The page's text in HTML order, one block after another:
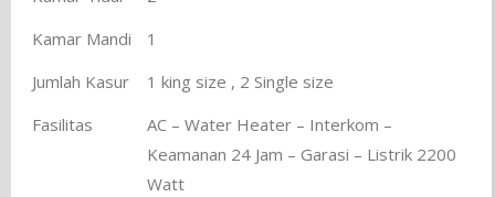
Kamar Mandi
1
Jumlah Kasur
1 king size , 2 Single size
Fasilitas
AC – Water Heater – Interkom –
Keamanan 24 Jam – Garasi – Listrik 2200
Watt